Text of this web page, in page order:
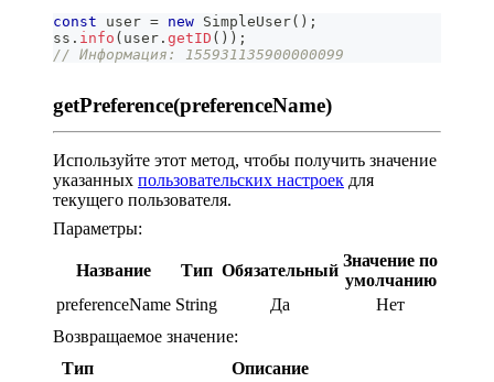
const user = new SimpleUser( ) ;
ss . info ( user . getID ( ) ) ;
// Информация: 155931135900000099
getPreference(preferenceName)
Используйте этот метод, чтобы получить значение
указанных пользовательских настроек для
текущего пользователя.
Параметры:
Название Тип Обязательный
Значение по
умолчанию
preferenceName String Да
Нет
Возвращаемое значение:
Тип
Описание